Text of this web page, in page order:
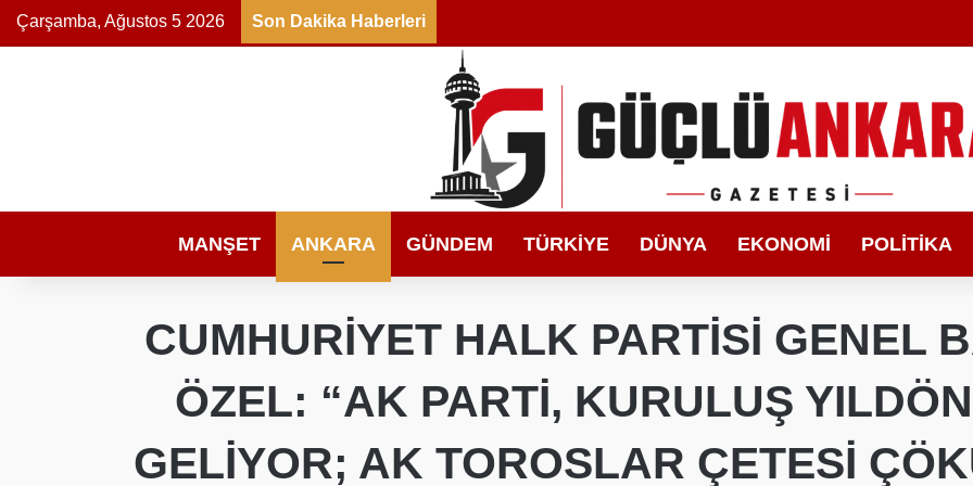
Çarşamba, Ağustos 5 2026 Son Dakika Haberleri
MANŞET ANKARA GÜNDEM TÜRKIYE DÜNYA EKONOMI POLITIKA
CUMHURİYET HALK PARTİSİ GENEL
ÖZEL: “AK PARTİ, KURULUŞ
GELİYOR; AK TOROSLAR ÇETESİ